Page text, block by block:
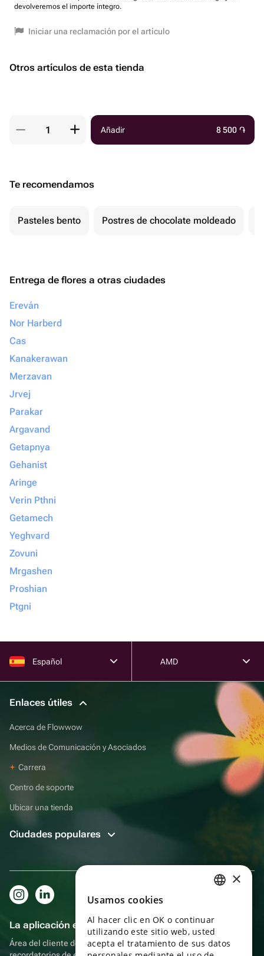
devolveremos el importe íntegro.
Iniciar una reclamación por el artículo
Otros artículos de esta tienda
Añadir 8 500 ֏
Te recomendamos
Pasteles bento Postres de chocolate moldeado
Entrega de flores a otras ciudades
Ereván
Nor Harberd
Cas
Kanakerawan
Merzavan
Jrvej
Parakar
Argavand
Getapnya
Gehanist
Aringe
Verin Pthni
Getamech
Yeghvard
Zovuni
Mrgashen
Proshian
Ptgni
Español AMD
Enlaces útiles
Acerca de Flowwow
Medios de Comunicación y Asociados
Carrera
Centro de soporte
Ubicar una tienda
Ciudades populares
La aplicación es aún más práctica.
Área del cliente del destinatario, más bonos por compras y
ENGLISH
UKRAINIAN
×
Usamos cookies
Al hacer clic en OK o continuar
utilizando este sitio web, usted
acepta el tratamiento de sus datos